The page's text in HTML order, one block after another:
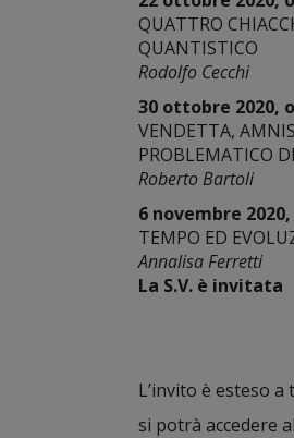
QUATTRO
QUANTISTICO
Rodolfo Cecchi
30 ottobre 2020,
VENDETTA,
PROBLEMATICO
Roberto Bartoli
6 novembre
TEMPO ED
Annalisa Ferretti
La S.V. è invitata
L’invito è esteso
si potrà accedere